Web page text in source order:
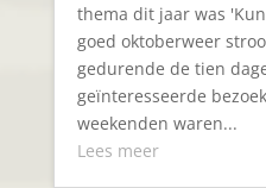
thema dit jaar was
goed oktoberweer
gedurende de tien
geïnteresseerde
weekenden waren...
Lees meer